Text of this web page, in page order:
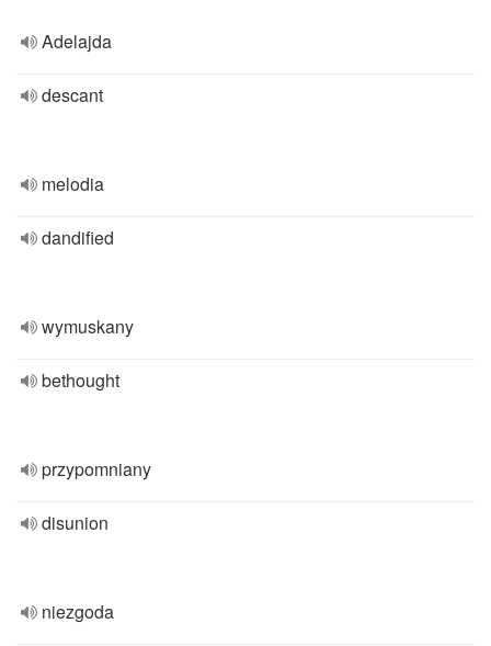
Adelajda
descant
melodia
dandified
wymuskany
bethought
przypomniany
disunion
niezgoda